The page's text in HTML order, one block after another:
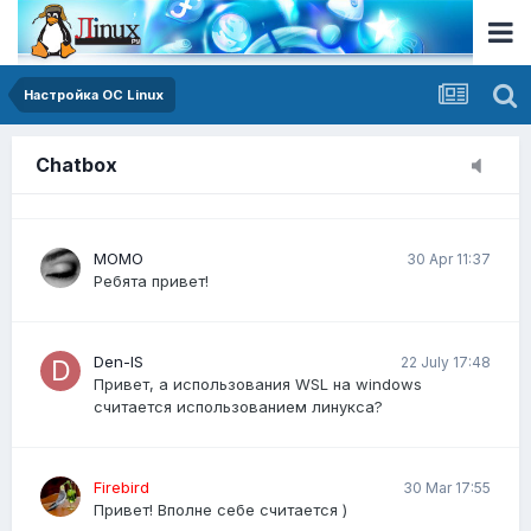
Настройка ОС Linux
Chatbox
я не спамил у вас ничего на форуме, можете
пожалуйста сделать возможность размещения
публикации?
автоматизации задач?
MOMO 30 Apr 11:37
Ребята привет!
Den-IS 22 July 17:48
Привет, а использования WSL на windows
считается использованием линукса?
Firebird 30 Mar 17:55
Привет! Вполне себе считается )